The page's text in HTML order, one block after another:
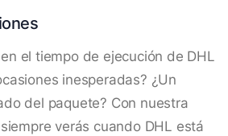
el tiempo de ejecución de DHL
inesperadas? ¿Un
del paquete? Con nuestra
verás cuando DHL está